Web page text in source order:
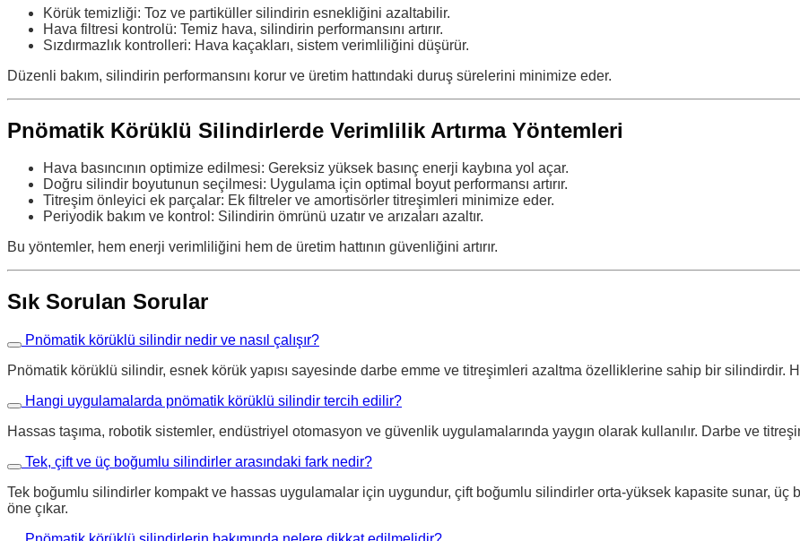
Körük temizliği: Toz ve partiküller silindirin esnekliğini azaltabilir.
Hava filtresi kontrolü: Temiz hava, silindirin performansını artırır.
Sızdırmazlık kontrolleri: Hava kaçakları, sistem verimliliğini düşürür.
Düzenli bakım, silindirin performansını korur ve üretim hattındaki duruş sürelerini minimize eder.
Pnömatik Körüklü Silindirlerde Verimlilik Artırma Yöntemleri
Hava basıncının optimize edilmesi: Gereksiz yüksek basınç enerji kaybına yol açar.
Doğru silindir boyutunun seçilmesi: Uygulama için optimal boyut performansı artırır.
Titreşim önleyici ek parçalar: Ek filtreler ve amortisörler titreşimleri minimize eder.
Periyodik bakım ve kontrol: Silindirin ömrünü uzatır ve arızaları azaltır.
Bu yöntemler, hem enerji verimliliğini hem de üretim hattının güvenliğini artırır.
Sık Sorulan Sorular
Pnömatik körüklü silindir nedir ve nasıl çalışır?
Pnömatik körüklü silindir, esnek körük yapısı sayesinde darbe emme ve titreşimleri azaltma özelliklerine sahip bir silindirdir.
Hangi uygulamalarda pnömatik körüklü silindir tercih edilir?
Hassas taşıma, robotik sistemler, endüstriyel otomasyon ve güvenlik uygulamalarında yaygın olarak kullanılır. Darbe ve
Tek, çift ve üç boğumlu silindirler arasındaki fark nedir?
Tek boğumlu silindirler kompakt ve hassas uygulamalar için uygundur, çift boğumlu silindirler orta-yüksek kapasite sunar, üç
öne çıkar.